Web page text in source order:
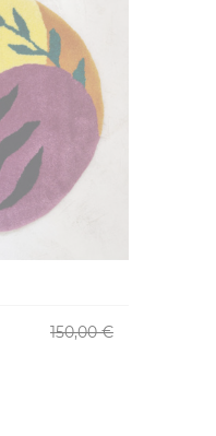
150,00 €